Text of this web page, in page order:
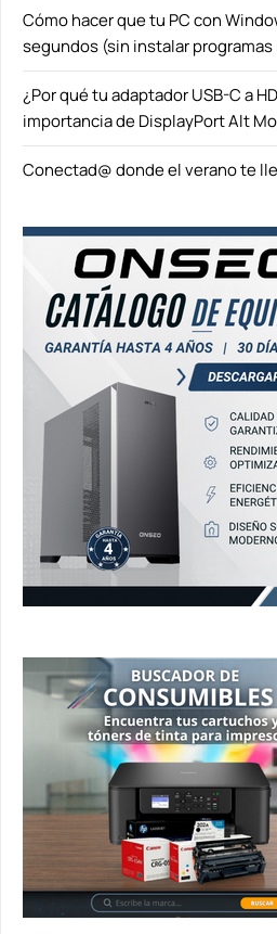
Cómo hacer que tu PC con
segundos (sin instalar programas
¿Por qué tu adaptador USB-C a
importancia de DisplayPort Alt
Conectad@ donde el verano te